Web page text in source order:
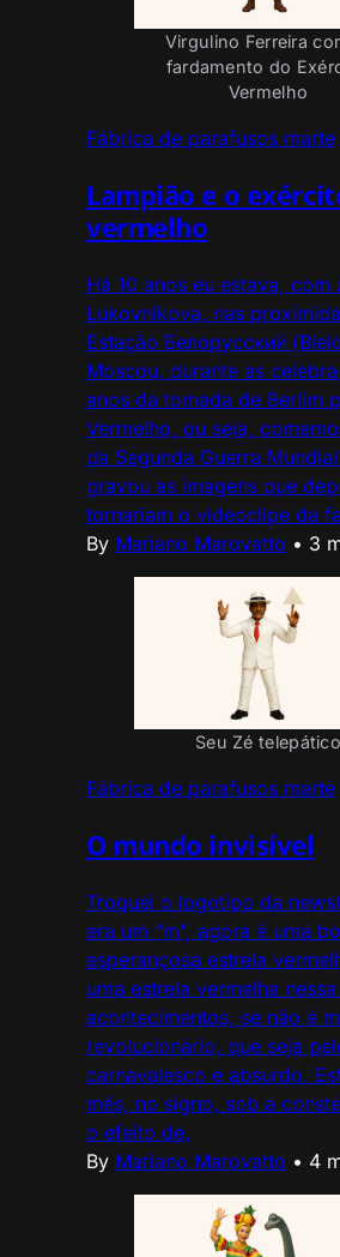
Virgulino Ferreira
fardamento do
Vermelho
Fábrica de parafusos marte
Lampião e o
vermelho
Há 10 anos eu estava, com
Lukovnikova, nas
Estação Белорусский
Moscou, durante as
anos da tomada de Berlim
Vermelho, ou seja,
da Segunda Guerra
gravou as imagens que
tornariam o videoclipe da
By Mariano Marovatto • 3
Seu Zé telepático
Fábrica de parafusos marte
O mundo invisível
Troquei o logotipo da
era um “m”, agora é uma
esperançosa estrela
uma estrela vermelha
acontecimentos, se não é
revolucionário, que seja
carnavalesco e absurdo.
mês, no signo, sob a
o efeito de,
By Mariano Marovatto • 4